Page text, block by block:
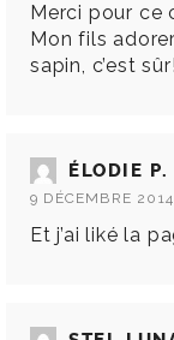
Merci pour ce
Mon fils
sapin, c’est
ÉLODIE P.
9 DÉCEMBRE
Et j’ai liké la